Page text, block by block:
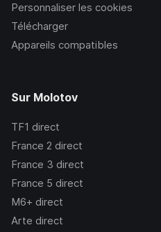
Personnaliser les cookies
Télécharger
Appareils compatibles
Sur Molotov
TF1 direct
France 2 direct
France 3 direct
France 5 direct
M6+ direct
Arte direct